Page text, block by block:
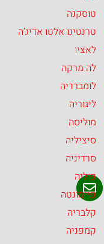
טוסקנה
טרנטינו אלטו אדיג’ה
לאציו
לה מרקה
לומברדיה
ליגוריה
מוליסה
סיציליה
סרדיניה
פוליה
פיימונטה
קלבריה
קמפניה